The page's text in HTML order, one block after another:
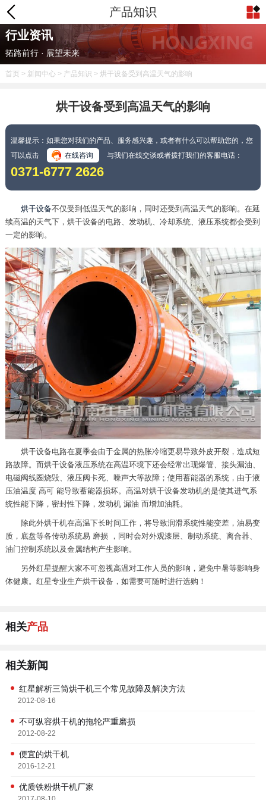
产品知识
行业资讯
拓路前行 · 展望未来
首页 > 新闻中心> 产品知识 > 烘干设备受到高温天气的影响
烘干设备受到高温天气的影响
温馨提示：如果您对我们的产品、服务感兴趣，或者有什么可以帮助您的，您
可以点击
在线咨询 与我们在线交谈或者拨打我们的客服电话：
0371-6777 2626
烘干设备不仅受到低温天气的影响，同时还受到高温天气的影响。在延
续高温的天气下，烘干设备的电路、发动机、冷却系统、液压系统都会受到
一定的影响。
烘干设备电路在夏季会由于金属的热胀冷缩更易导致外皮开裂，造成短
路故障。而烘干设备液压系统在高温环境下还会经常出现爆管、接头漏油、
电磁阀线圈烧毁、液压阀卡死、噪声大等故障；使用蓄能器的系统，由于液
压油温度 高可 能导致蓄能器损坏。高温对烘干设备发动机的是使其进气系
统性能下降，密封性下降，发动机 漏油 而增加油耗。
除此外烘干机在高温下长时间工作，将导致润滑系统性能变差，油易变
质，底盘等各传动系统易 磨损 ，同时会对外观漆层、制动系统、离合器、
油门控制系统以及金属结构产生影响。
另外红星提醒大家不可忽视高温对工作人员的影响，避免中暑等影响身
体健康。红星专业生产烘干设备，如需要可随时进行选购！
相关产品
相关新闻
红星解析三筒烘干机三个常见故障及解决方法
2012-08-16
不可纵容烘干机的拖轮严重磨损
2012-08-22
便宜的烘干机
2016-12-21
优质铁粉烘干机厂家